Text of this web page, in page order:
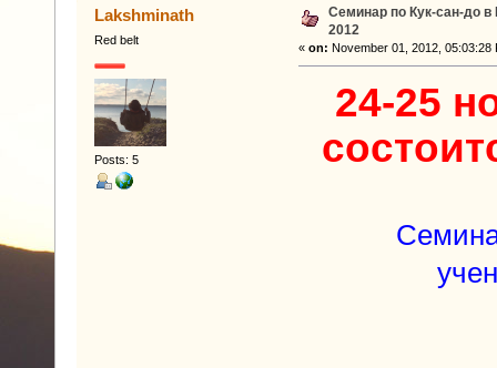
Lakshminath
Red belt
Posts: 5
Семинар по Кук-сан-до в
2012
« on: November 01, 2012, 05:03:28
24-25